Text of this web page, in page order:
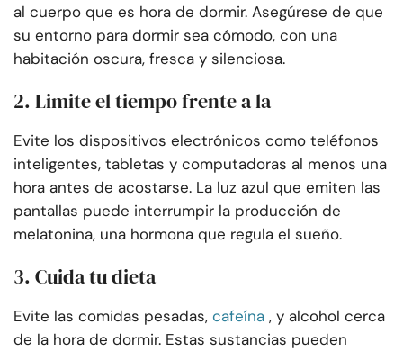
al cuerpo que es hora de dormir. Asegúrese de que
su entorno para dormir sea cómodo, con una
habitación oscura, fresca y silenciosa.
2. Limite el tiempo frente a la
Evite los dispositivos electrónicos como teléfonos
inteligentes, tabletas y computadoras al menos una
hora antes de acostarse. La luz azul que emiten las
pantallas puede interrumpir la producción de
melatonina, una hormona que regula el sueño.
3. Cuida tu dieta
Evite las comidas pesadas, cafeína , y alcohol cerca
de la hora de dormir. Estas sustancias pueden